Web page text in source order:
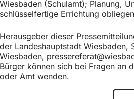
Wiesbaden (Schulamt); Planung,
schlüsselfertige Errichtung
Herausgeber dieser
der Landeshauptstadt Wiesbaden,
Wiesbaden, pressereferat
Bürger können sich bei Fragen an
oder Amt wenden.